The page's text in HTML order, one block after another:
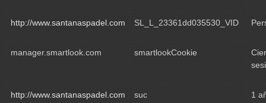
http://www.santanaspadel.com SL_L_23361dd035530_VID
manager.smartlook.com smartlookCookie
http://www.santanaspadel.com suc 1